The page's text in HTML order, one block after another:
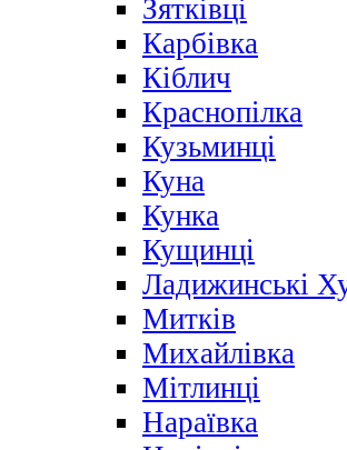
Зятківці
Карбівка
Кіблич
Краснопілка
Кузьминці
Куна
Кунка
Кущинці
Ладижинські
Митків
Михайлівка
Мітлинці
Нараївка